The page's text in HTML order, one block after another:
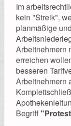
Im
kein "Streik",
planmäßige
Arbeitnehmern
erreichen
besseren
Arbeitnehmern
Begriff